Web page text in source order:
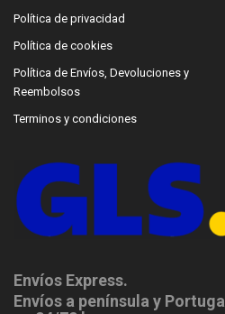
Política de privacidad
Política de cookies
Política de Envíos, Devoluciones y
Reembolsos
Terminos y condiciones
Envíos Express.
Envíos a península y Portugal